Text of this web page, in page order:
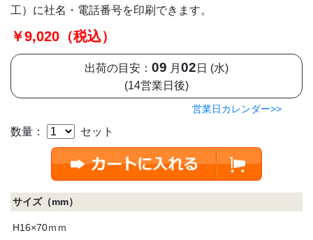
工）に社名・電話番号を印刷できます。
￥9,020（税込）
出荷の目安： 09 月 02 日 (水)
(14営業日後)
営業日カレンダー>>
数量： セット
サイズ（mm）
H16×70ｍｍ